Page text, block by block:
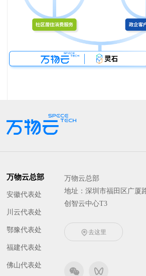
万物云总部
安徽代表处
川云代表处
鄂豫代表处
福建代表处
佛山代表处
万物云总部
地址：深圳市福田区广厦
创智云中心T3
去这里